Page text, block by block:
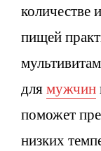
количестве
пищей
длямужчин
поможет
низких